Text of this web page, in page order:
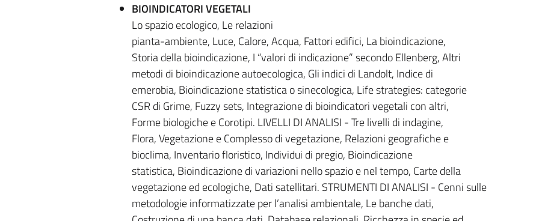
BIOINDICATORI VEGETALI
Lo spazio ecologico, Le relazioni
pianta-ambiente, Luce, Calore, Acqua, Fattori edifici, La bioindicazione,
Storia della bioindicazione, I “valori di indicazione” secondo Ellenberg, Altri
metodi di bioindicazione autoecologica, Gli indici di Landolt, Indice di
emerobia, Bioindicazione statistica o sinecologica, Life strategies: categorie
CSR di Grime, Fuzzy sets, Integrazione di bioindicatori vegetali con altri,
Forme biologiche e Corotipi. LIVELLI DI ANALISI - Tre livelli di indagine,
Flora, Vegetazione e Complesso di vegetazione, Relazioni geografiche e
bioclima, Inventario floristico, Individui di pregio, Bioindicazione
statistica, Bioindicazione di variazioni nello spazio e nel tempo, Carte della
vegetazione ed ecologiche, Dati satellitari. STRUMENTI DI ANALISI - Cenni sulle
metodologie informatizzate per l’analisi ambientale, Le banche dati,